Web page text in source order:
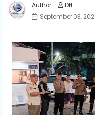
DN
September 03,